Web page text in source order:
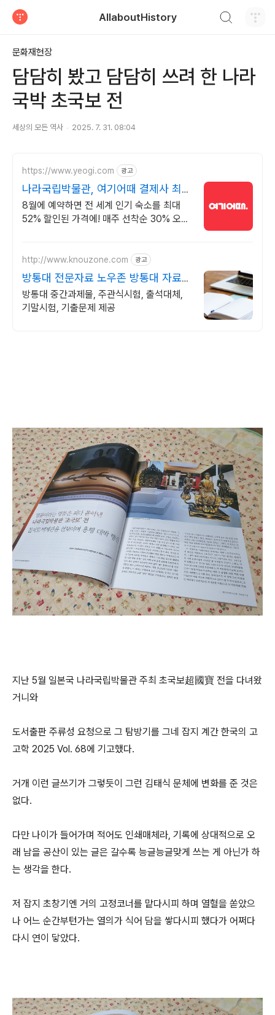
AllaboutHistory
문화재현장
담담히 봤고 담담히 쓰려 한 나라
국박 초국보 전
세상의 모든 역사 2025. 7. 31. 08:04
https://www.yeogi.com 광고
나라국립박물관, 여기어때 결제사 최대
2만원 추가할인
8월에 예약하면 전 세계 인기 숙소를 최대
52% 할인된 가격에! 매주 선착순 30% 오픈
http://www.knouzone.com 광고
방통대 전문자료 노우존 방통대 자료포
털 NO.1
방통대 중간과제물, 주관식시험, 출석대체,
기말시험, 기출문제 제공
지난 5월 일본국 나라국립박물관 주최 초국보超國寶 전을 다녀왔
거니와
도서출판 주류성 요청으로 그 탐방기를 그네 잡지 계간 한국의 고
고학 2025 Vol. 68에 기고했다.
거개 이런 글쓰기가 그렇듯이 그런 김태식 문체에 변화를 준 것은
없다.
다만 나이가 들어가며 적어도 인쇄매체라, 기록에 상대적으로 오
래 남을 공산이 있는 글은 갈수록 능글능글맞게 쓰는 게 아닌가 하
는 생각을 한다.
저 잡지 초창기엔 거의 고정코너를 맡다시피 하며 열혈을 쏟았으
나 어느 순간부턴가는 열의가 식어 담을 쌓다시피 했다가 어쩌다
다시 연이 닿았다.